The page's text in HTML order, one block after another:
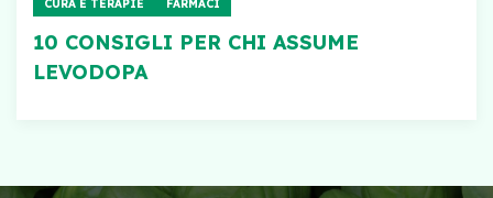
CURA E TERAPIE FARMACI
10 CONSIGLI PER CHI ASSUME
LEVODOPA